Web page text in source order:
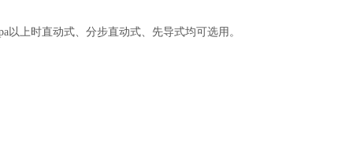
上时直动式、分步直动式、先导式均可选用。